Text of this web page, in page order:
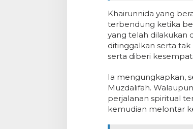
Khairunnida yang
terbendung ketika
yang telah dilakukan
ditinggalkan serta
serta diberi
Ia mengungkapkan,
Muzdalifah.
perjalanan spiritual
kemudian melontar